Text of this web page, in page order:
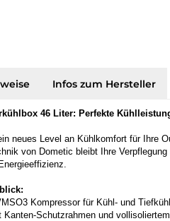
Infos zum Hersteller
46 Liter: Perfekte
neues Level an Kühlkomfort für Ihre
von Dometic bleibt Ihre
Kompressor für Kühl- und
Schutzrahmen und